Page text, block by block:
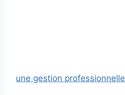
une gestion professionnelle